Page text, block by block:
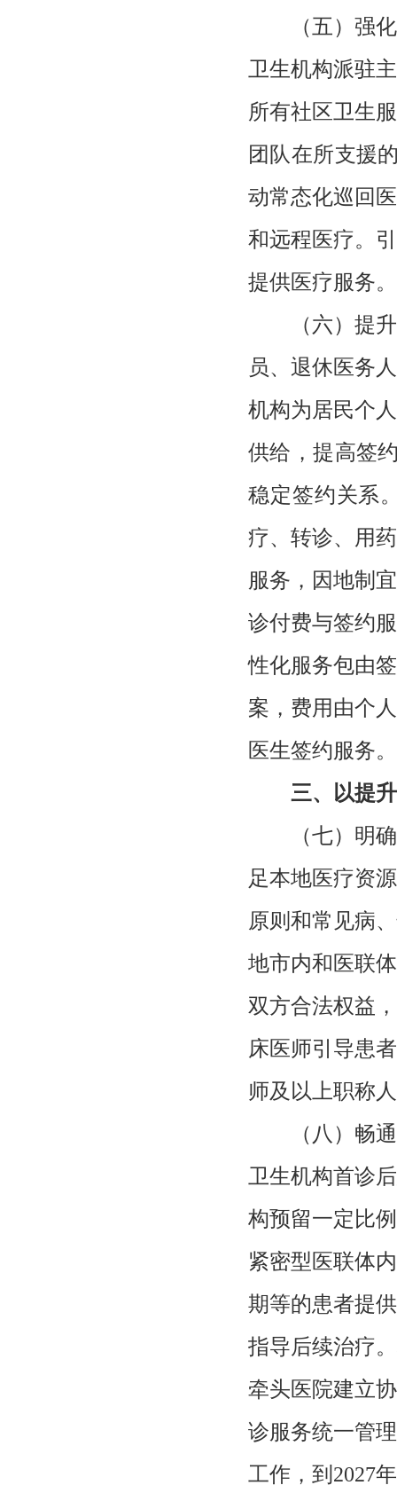
（五）强
卫生机构派驻
所有社区卫生
团队在所支援
动常态化巡回
和远程医疗。
提供医疗服务。
（六）提
员、退休医务
机构为居民个
供给，提高签
稳定签约关系
疗、转诊、用
服务，因地制
诊付费与签约
性化服务包由
案，费用由个
医生签约服务。
三、以提
（七）明
足本地医疗资
原则和常见病
地市内和医联
双方合法权益
床医师引导患
师及以上职称
（八）畅
卫生机构首诊
构预留一定比
紧密型医联体
期等的患者提
指导后续治疗
牵头医院建立
诊服务统一管
工作，到2027